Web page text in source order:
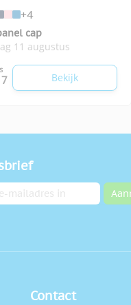
+4
cap
11 augustus
Bekijk
Contact